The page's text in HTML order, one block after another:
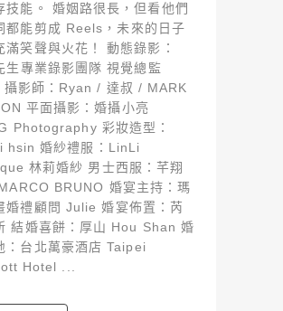
技能。 婚姻路很長，但看他們
都能剪成 Reels，未來的日子
滿笑聲與火花！ 動態錄影：
生專業錄影團隊 視覺總監
攝影師：Ryan / 達叔 / MARK
平面攝影：婚攝小亮
Photography 彩妝造型：
hsin 婚紗禮服：LinLi
林莉婚紗 男士西服：芊翔
BRUNO 婚宴主持：瑪
婚禮顧問 Julie 婚宴佈置：芮
結婚喜餅：厚山 Hou Shan 婚
：台北萬豪酒店 Taipei
Hotel ...